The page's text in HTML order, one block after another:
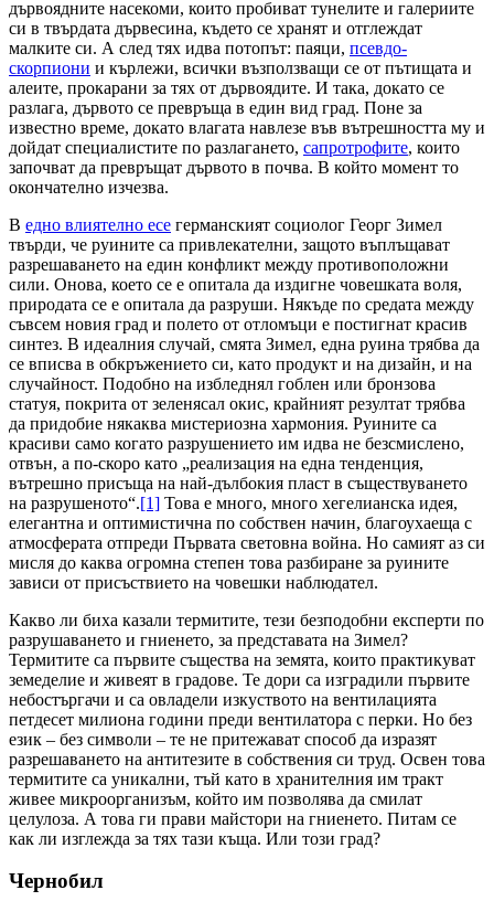
дървоядните насекоми, които пробиват тунелите и галериите
си в твърдата дървесина, където се хранят и отглеждат
малките си. А след тях идва потопът: паяци, псевдо-
скорпиони и кърлежи, всички възползващи се от пътищата и
алеите, прокарани за тях от дървоядите. И така, докато се
разлага, дървото се превръща в един вид град. Поне за
известно време, докато влагата навлезе във вътрешността му и
дойдат специалистите по разлагането, сапротрофите, които
започват да превръщат дървото в почва. В който момент то
окончателно изчезва.
В едно влиятелно есе германският социолог Георг Зимел
твърди, че руините са привлекателни, защото въплъщават
разрешаването на един конфликт между противоположни
сили. Онова, което се е опитала да издигне човешката воля,
природата се е опитала да разруши. Някъде по средата между
съвсем новия град и полето от отломъци е постигнат красив
синтез. В идеалния случай, смята Зимел, една руина трябва да
се вписва в обкръжението си, като продукт и на дизайн, и на
случайност. Подобно на избледнял гоблен или бронзова
статуя, покрита от зеленясал окис, крайният резултат трябва
да придобие някаква мистериозна хармония. Руините са
красиви само когато разрушението им идва не безсмислено,
отвън, а по-скоро като „реализация на една тенденция,
вътрешно присъща на най-дълбокия пласт в съществуването
на разрушеното“.[1] Това е много, много хегелианска идея,
елегантна и оптимистична по собствен начин, благоухаеща с
атмосферата отпреди Първата световна война. Но самият аз си
мисля до каква огромна степен това разбиране за руините
зависи от присъствието на човешки наблюдател.
Какво ли биха казали термитите, тези безподобни експерти по
разрушаването и гниенето, за представата на Зимел?
Термитите са първите същества на земята, които практикуват
земеделие и живеят в градове. Те дори са изградили първите
небостъргачи и са овладели изкуството на вентилацията
петдесет милиона години преди вентилатора с перки. Но без
език – без символи – те не притежават способ да изразят
разрешаването на антитезите в собствения си труд. Освен това
термитите са уникални, тъй като в хранителния им тракт
живее микроорганизъм, който им позволява да смилат
целулоза. А това ги прави майстори на гниенето. Питам се
как ли изглежда за тях тази къща. Или този град?
Чернобил